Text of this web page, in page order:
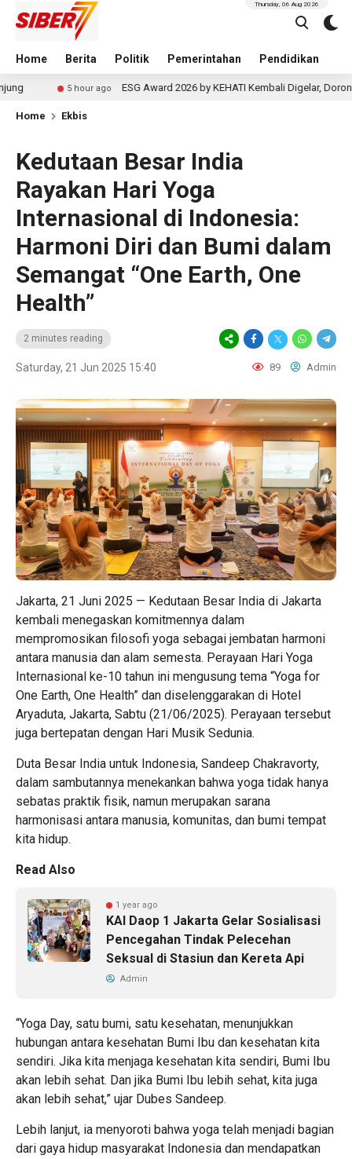
Home Berita Politik Pemerintahan Pendidikan
Thursday, 06 Aug 2026
5 hour ago ESG Award 2026 by KEHATI Kembali Digelar, Dorong ESG
Home Ekbis
Kedutaan Besar India
Rayakan Hari Yoga
Internasional di Indonesia:
Harmoni Diri dan Bumi dalam
Semangat “One Earth, One
Health”
2 minutes reading
Saturday, 21 Jun 2025 15:40 89 Admin
Jakarta, 21 Juni 2025 — Kedutaan Besar India di Jakarta
kembali menegaskan komitmennya dalam
mempromosikan filosofi yoga sebagai jembatan harmoni
antara manusia dan alam semesta. Perayaan Hari Yoga
Internasional ke-10 tahun ini mengusung tema “Yoga for
One Earth, One Health” dan diselenggarakan di Hotel
Aryaduta, Jakarta, Sabtu (21/06/2025). Perayaan tersebut
juga bertepatan dengan Hari Musik Sedunia.
Duta Besar India untuk Indonesia, Sandeep Chakravorty,
dalam sambutannya menekankan bahwa yoga tidak hanya
sebatas praktik fisik, namun merupakan sarana
harmonisasi antara manusia, komunitas, dan bumi tempat
kita hidup.
Read Also
1 year ago
KAI Daop 1 Jakarta Gelar Sosialisasi
Pencegahan Tindak Pelecehan
Seksual di Stasiun dan Kereta Api
Admin
“Yoga Day, satu bumi, satu kesehatan, menunjukkan
hubungan antara kesehatan Bumi Ibu dan kesehatan kita
sendiri. Jika kita menjaga kesehatan kita sendiri, Bumi Ibu
akan lebih sehat. Dan jika Bumi Ibu lebih sehat, kita juga
akan lebih sehat,” ujar Dubes Sandeep.
Lebih lanjut, ia menyoroti bahwa yoga telah menjadi bagian
dari gaya hidup masyarakat Indonesia dan mendapatkan